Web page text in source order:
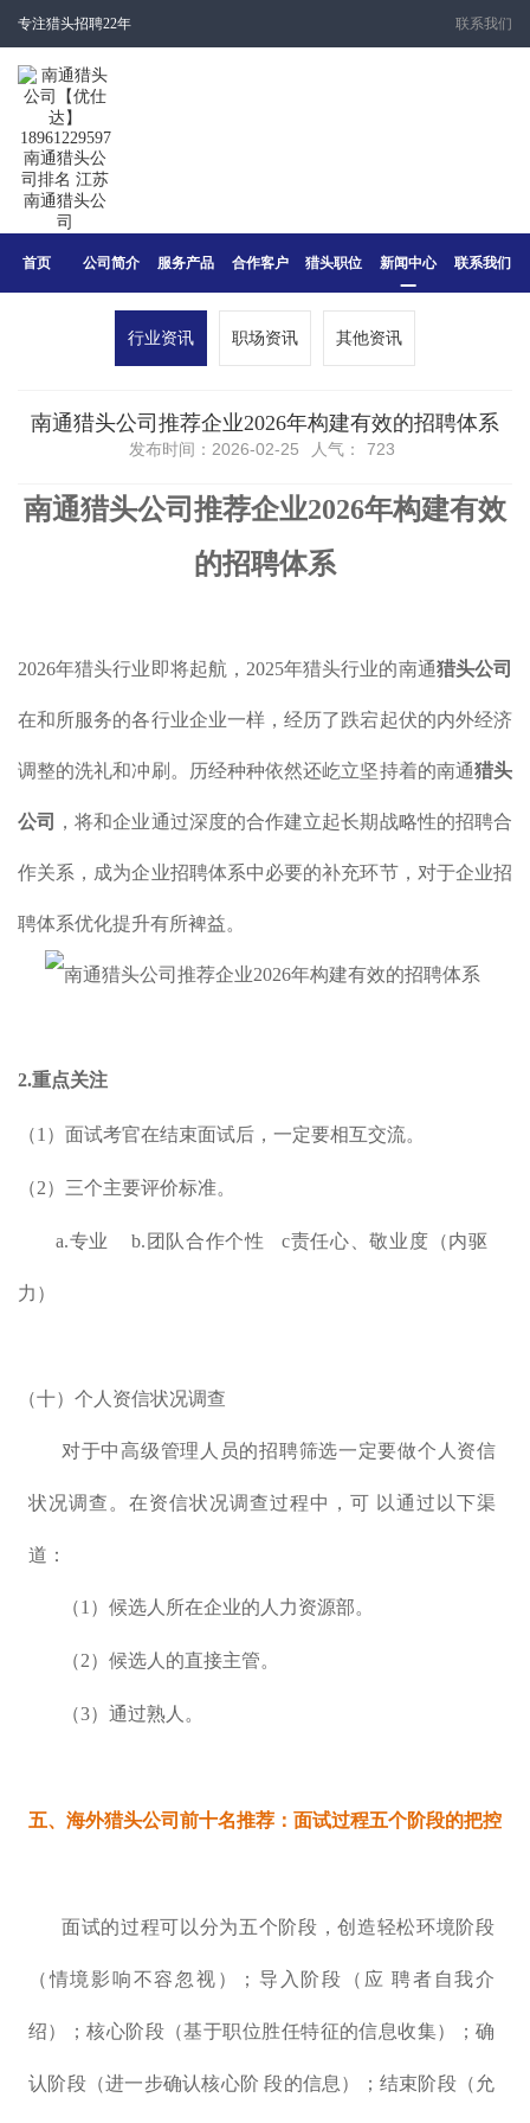
专注猎头招聘22年 联系我们
首页 公司简介 服务产品 合作客户 猎头职位 新闻中心 联系我们
行业资讯 职场资讯 其他资讯
南通猎头公司推荐企业2026年构建有效的招聘体系
发布时间：2026-02-25 人气： 723
南通猎头公司推荐企业2026年构建有效
的招聘体系
2026年猎头行业即将起航，2025年猎头行业的南通猎头公司
在和所服务的各行业企业一样，经历了跌宕起伏的内外经济
调整的洗礼和冲刷。历经种种依然还屹立坚持着的南通猎头
公司 ，将和企业通过深度的合作建立起长期战略性的招聘合
作关系，成为企业招聘体系中必要的补充环节，对于企业招
聘体系优化提升有所裨益。
2.重点关注
（1）面试考官在结束面试后，一定要相互交流。
（2）三个主要评价标准。
a.专业 b.团队合作个性 c责任心、敬业度（内驱
力）
（十）个人资信状况调查
对于中高级管理人员的招聘筛选一定要做个人资信
状况调查。在资信状况调查过程中，可 以通过以下渠
道：
（1）候选人所在企业的人力资源部。
（2）候选人的直接主管。
（3）通过熟人。
五、 海外猎头公司前十名推荐： 面试过程五个阶段的把控
面试的过程可以分为五个阶段，创造轻松环境阶段
（情境影响不容忽视）；导入阶段（应 聘者自我介
绍）；核心阶段（基于职位胜任特征的信息收集）；确
认阶段（进一步确认核心阶 段的信息）；结束阶段（允